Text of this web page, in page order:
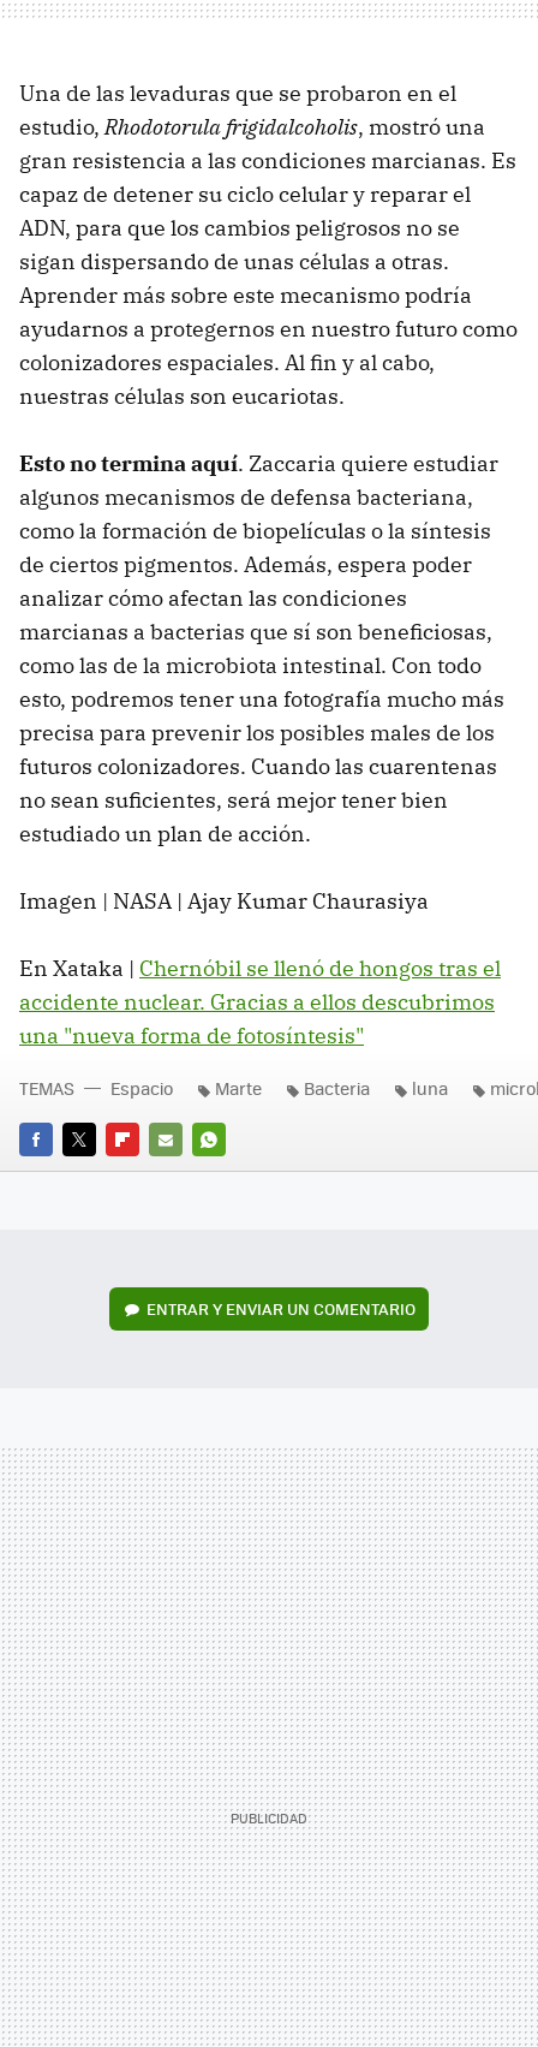
Una de las levaduras que se probaron en el
estudio,Rhodotorula frigidalcoholis, mostró una
gran resistencia a las condiciones marcianas. Es
capaz de detener su ciclo celular y reparar el
ADN, para que los cambios peligrosos no se
sigan dispersando de unas células a otras.
Aprender más sobre este mecanismo podría
ayudarnos a protegernos en nuestro futuro como
colonizadores espaciales. Al fin y al cabo,
nuestras células son eucariotas.
Esto no termina aquí. Zaccaria quiere estudiar
algunos mecanismos de defensa bacteriana,
como la formación de biopelículas o la síntesis
de ciertos pigmentos. Además, espera poder
analizar cómo afectan las condiciones
marcianas a bacterias que sí son beneficiosas,
como las de la microbiota intestinal. Con todo
esto, podremos tener una fotografía mucho más
precisa para prevenir los posibles males de los
futuros colonizadores. Cuando las cuarentenas
no sean suficientes, será mejor tener bien
estudiado un plan de acción.
Imagen | NASA | Ajay Kumar Chaurasiya
En Xataka | Chernóbil se llenó de hongos tras el
accidente nuclear. Gracias a ellos descubrimos
una "nueva forma de fotosíntesis"
FACEBOOK
TWITTERFLIPBOARD
E-
WHATSAPP
TEMAS Espacio Marte Bacteria luna
ENTRAR Y ENVIAR UN COMENTARIO